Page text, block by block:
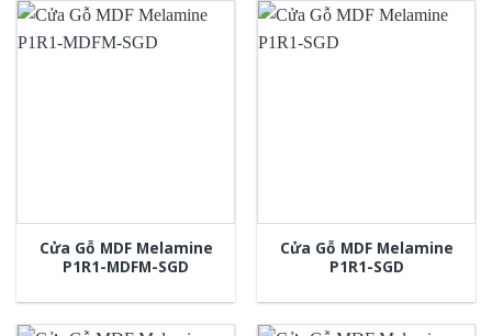
Cửa Gỗ MDF Melamine
P1R1-MDFM-SGD
Cửa Gỗ MDF Melamine
P1R1-SGD